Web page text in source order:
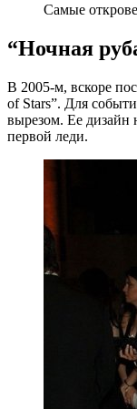
Самые
“Ночная
В 2005-м, вскоре
of Stars”. Для
вырезом. Ее дизайн
первой леди.